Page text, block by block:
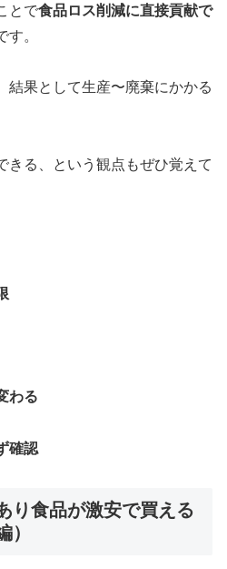
とで食品ロス削減に直接貢献で
す。
結果として生産〜廃棄にかかる
きる、という観点もぜひ覚えて
わる
確認
り食品が激安で買える
）